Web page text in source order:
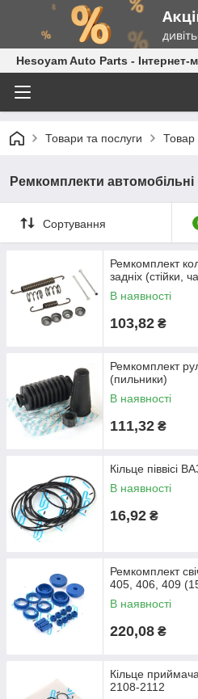
Hesoyam Auto Parts - Інтернет-
Товари та послуги Товар
Ремкомплекти автомобільні
Сортування
Ремкомплект
задніх (стійки,
В наявності
103,82 ₴
Ремкомплект
(пильники)
В наявності
111,32 ₴
Кільце піввісі
В наявності
16,92 ₴
Ремкомплект
405, 406, 409
В наявності
220,08 ₴
Кільце
2108-2112